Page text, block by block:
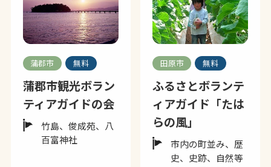
蒲郡市 無料
蒲郡市観光ボラン
ティアガイドの会
竹島、俊成苑、八
百富神社
田原市 無料
ふるさとボランテ
ィアガイド「たは
らの風」
市内の町並み、歴
史、史跡、自然等